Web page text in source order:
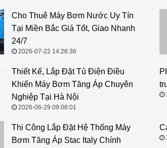
Cho Thuê Máy Bơm Nước Uy Tín
Tại Miền Bắc Giá Tốt, Giao Nhanh
24/7
2026-07-22 14:26:36
Thiết Kế, Lắp Đặt Tủ Điện Điều
Khiển Máy Bơm Tăng Áp Chuyên
Nghiệp Tại Hà Nội
2026-06-29 09:08:01
Hệ Thống Máy Bơm Tăng Áp Stac
Hiệu Quả Cao